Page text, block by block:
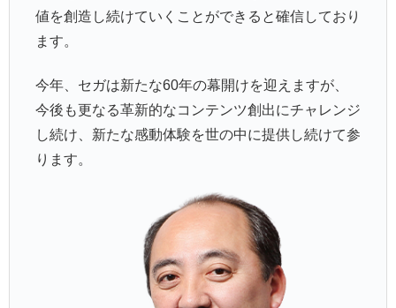
値を創造し続けていくことができると確信しており
ます。
今年、セガは新たな60年の幕開けを迎えますが、
今後も更なる革新的なコンテンツ創出にチャレンジ
し続け、新たな感動体験を世の中に提供し続けて参
ります。